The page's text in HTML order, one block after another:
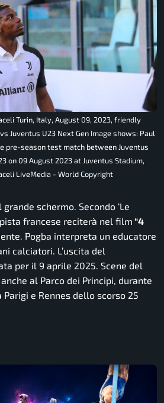
Turin, Italy, August 09, 2023, friendly
Juventus U23 Next Gen Image shows: Paul
pre-season test match between Juventus
on 09 August 2023 at Juventus Stadium,
LiveMedia - World Copyright
schermo. Secondo ‘Le
francese reciterà nel film “4
Pogba interpreta un educatore
calciatori. L’uscita del
per il 9 aprile 2025. Scene del
al Parco dei Principi, durante
e Rennes dello scorso 25